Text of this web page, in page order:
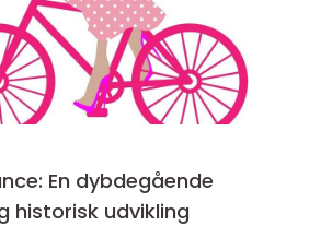
En dybdegående
udvikling